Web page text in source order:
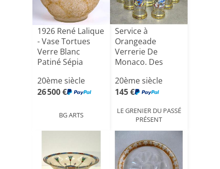
1926 René Lalique
- Vase Tortues
Verre Blanc
Patiné Sépia
20ème siècle
26 500 €
BG ARTS
Service à
Orangeade
Verrerie De
Monaco. Des
20ème siècle
145 €
LE GRENIER DU PASSÉ
PRÉSENT